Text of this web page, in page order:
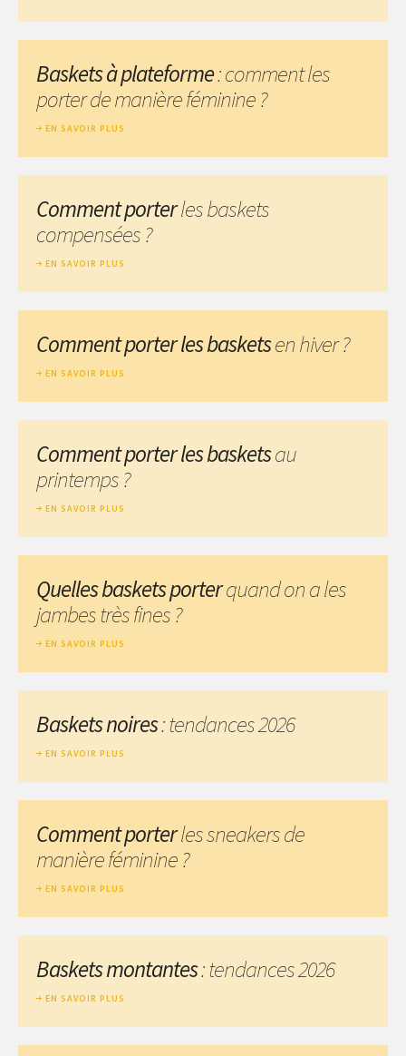
Baskets à plateforme: comment les
porter de manière féminine ?
EN SAVOIR PLUS
Comment porterles baskets
compensées ?
EN SAVOIR PLUS
Comment porter les basketsen hiver ?
EN SAVOIR PLUS
Comment porter les basketsau
printemps ?
EN SAVOIR PLUS
Quelles baskets porterquand on a les
jambes très fines ?
EN SAVOIR PLUS
Baskets noires: tendances 2026
EN SAVOIR PLUS
Comment porterles sneakers de
manière féminine ?
EN SAVOIR PLUS
Baskets montantes: tendances 2026
EN SAVOIR PLUS